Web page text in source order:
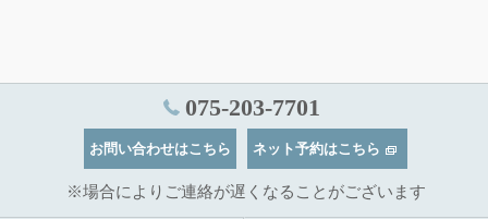
075-203-7701
お問い合わせはこちら ネット予約はこちら
※場合によりご連絡が遅くなることがございます